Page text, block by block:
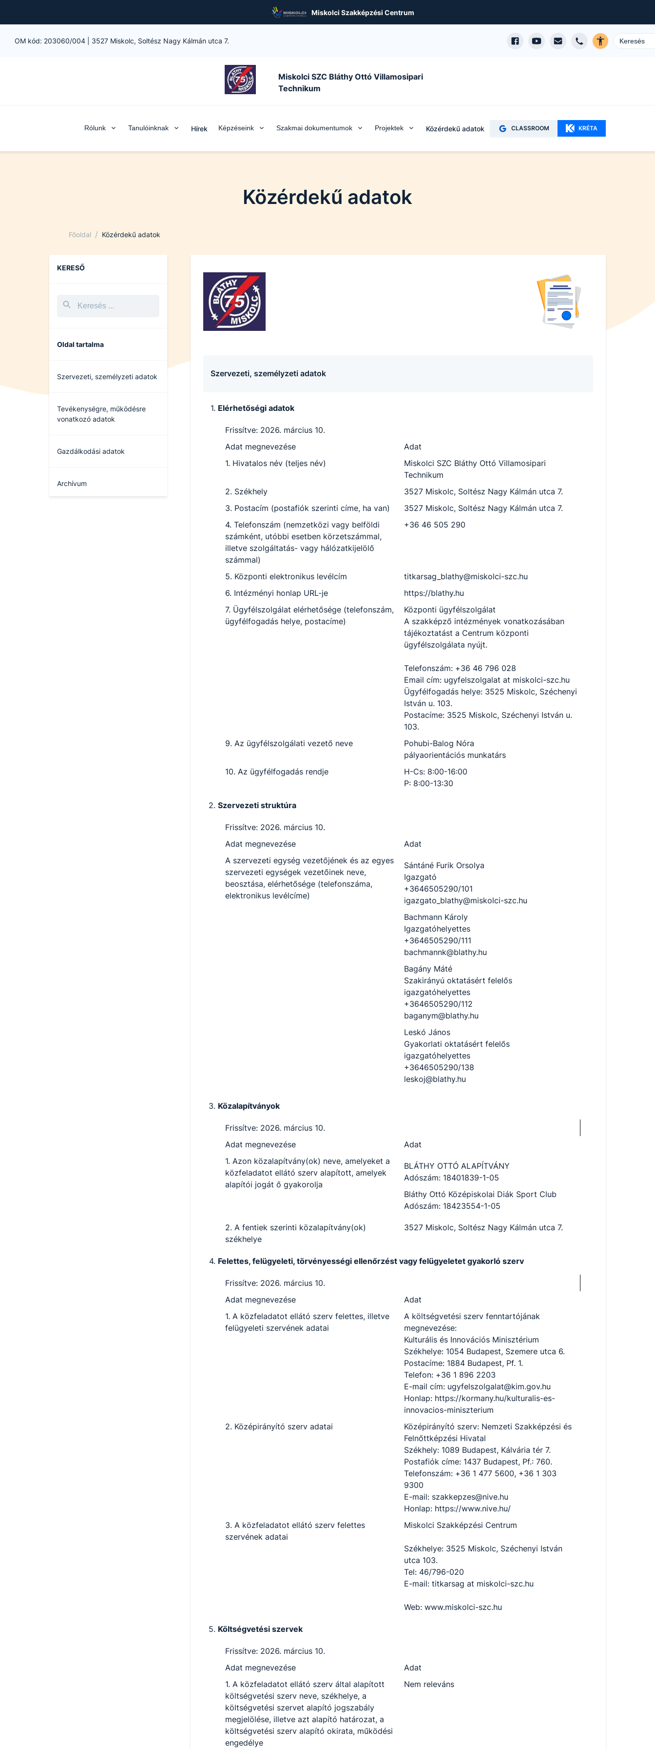
Miskolci Szakképzési Centrum
OM kód: 203060/004 3527 Miskolc, Soltész Nagy Kálmán utca 7.
Miskolci SZC Bláthy Ottó Villamosipari
Technikum
Rólunk Tanulóinknak Hírek Képzéseink Szakmai dokumentumok Projektek Közérdekű adatok CLASSROOM KRÉTA
Közérdekű adatok
Főoldal / Közérdekű adatok
KERESŐ
Oldal tartalma
Szervezeti, személyzeti adatok
Tevékenységre, működésre
vonatkozó adatok
Gazdálkodási adatok
Archívum
Szervezeti, személyzeti adatok
Elérhetőségi adatok
Frissítve: 2026. március 10.
Adat megnevezése
Adat
1. Hivatalos név (teljes név)
Miskolci SZC Bláthy Ottó Villamosipari
Technikum
2. Székhely
3527 Miskolc, Soltész Nagy Kálmán utca 7.
3. Postacím (postafiók szerinti címe, ha van)
3527 Miskolc, Soltész Nagy Kálmán utca 7.
4. Telefonszám (nemzetközi vagy belföldi
számként, utóbbi esetben körzetszámmal,
illetve szolgáltatás- vagy hálózatkijelölő
számmal)
+36 46 505 290
5. Központi elektronikus levélcím
titkarsag_blathy@miskolci-szc.hu
6. Intézményi honlap URL-je
https://blathy.hu
7. Ügyfélszolgálat elérhetősége (telefonszám,
ügyfélfogadás helye, postacíme)
Központi ügyfélszolgálat
A szakképző intézmények vonatkozásában
tájékoztatást a Centrum központi
ügyfélszolgálata nyújt.
Telefonszám: +36 46 796 028
Email cím: ugyfelszolgalat at miskolci-szc.hu
Ügyfélfogadás helye: 3525 Miskolc, Széchenyi
István u. 103.
Postacíme: 3525 Miskolc, Széchenyi István u.
103.
9. Az ügyfélszolgálati vezető neve
Pohubi-Balog Nóra
pályaorientációs munkatárs
10. Az ügyfélfogadás rendje
H-Cs: 8:00-16:00
P: 8:00-13:30
Szervezeti struktúra
Frissítve: 2026. március 10.
Adat megnevezése
Adat
A szervezeti egység vezetőjének és az egyes
szervezeti egységek vezetőinek neve,
beosztása, elérhetősége (telefonszáma,
elektronikus levélcíme)
Sántáné Furik Orsolya
Igazgató
+3646505290/101
igazgato_blathy@miskolci-szc.hu
Bachmann Károly
Igazgatóhelyettes
+3646505290/111
bachmannk@blathy.hu
Bagány Máté
Szakirányú oktatásért felelős
igazgatóhelyettes
+3646505290/112
baganym​@blathy.hu
Leskó János
Gyakorlati oktatásért felelős
igazgatóhelyettes
+3646505290/138
leskoj​@blathy.hu
Közalapítványok
Frissítve: 2026. március 10.
Adat megnevezése
Adat
1. Azon közalapítvány(ok) neve, amelyeket a
közfeladatot ellátó szerv alapított, amelyek
alapítói jogát ő gyakorolja
BLÁTHY OTTÓ ALAPÍTVÁNY
Adószám: 18401839-1-05
Bláthy Ottó Középiskolai Diák Sport Club
Adószám: 18423554-1-05
2. A fentiek szerinti közalapítvány(ok)
székhelye
3527 Miskolc, Soltész Nagy Kálmán utca 7.
Felettes, felügyeleti, törvényességi ellenőrzést vagy felügyeletet gyakorló szerv
Frissítve: 2026. március 10.
Adat megnevezése
Adat
1. A közfeladatot ellátó szerv felettes, illetve
felügyeleti szervének adatai
A költségvetési szerv fenntartójának
megnevezése:
Kulturális és Innovációs Minisztérium
Székhelye: 1054 Budapest, Szemere utca 6.
Postacíme: 1884 Budapest, Pf. 1.
Telefon: +36 1 896 2203
E-mail cím: ugyfelszolgalat@kim.gov.hu
Honlap: https://kormany.hu/kulturalis-es-
innovacios-miniszterium
2. Középirányító szerv adatai
Középirányító szerv: Nemzeti Szakképzési és
Felnőttképzési Hivatal
Székhely: 1089 Budapest, Kálvária tér 7.
Postafiók címe: 1437 Budapest, Pf.: 760.
Telefonszám: +36 1 477 5600, +36 1 303
9300
E-mail: szakkepzes@nive.hu
Honlap: https://www.nive.hu/
3. A közfeladatot ellátó szerv felettes
szervének adatai
Miskolci Szakképzési Centrum
Székhelye: 3525 Miskolc, Széchenyi István
utca 103.
Tel: 46/796-020
E-mail: titkarsag at miskolci-szc.hu
Web: www.miskolci-szc.hu
Költségvetési szervek
Frissítve: 2026. március 10.
Adat megnevezése
Adat
1. A közfeladatot ellátó szerv által alapított
költségvetési szerv neve, székhelye, a
költségvetési szervet alapító jogszabály
megjelölése, illetve azt alapító határozat, a
költségvetési szerv alapító okirata, működési
engedélye
Nem releváns